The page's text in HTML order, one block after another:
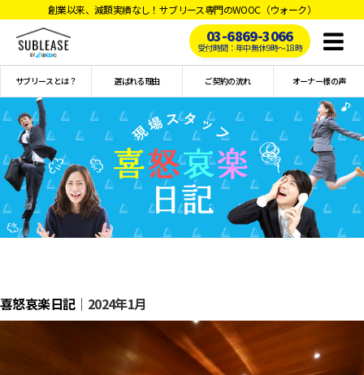
創業以来、減額実績なし！サブリース専門のWOOC（ウォーク）
03-6869-3066
受付時間：年中無休9時〜18時
サブリースとは？ 選ばれる理由 ご契約の流れ オーナー様の声
喜怒哀楽日記｜2024年1月